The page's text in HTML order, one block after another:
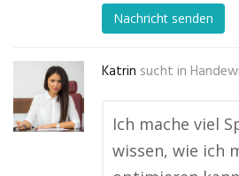
Nachricht senden
Katrin sucht in
Ich mache viel
wissen, wie ich